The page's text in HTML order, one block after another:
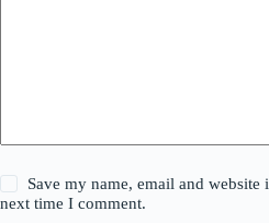
Save my name, email and website
next time I comment.